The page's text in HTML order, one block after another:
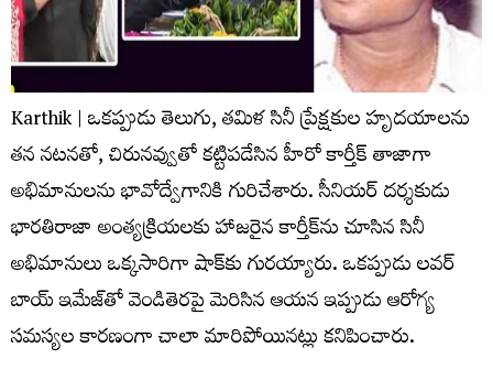
Karthik | ఒకప్పుడు తెలుగు, తమిళ సినీ ప్రేక్షకుల హృదయాలను
తన నటనతో, చిరునవ్వుతో కట్టిపడేసిన హీరో కార్తీక్ తాజాగా
అభిమానులను భావోద్వేగానికి గురిచేశారు. సీనియర్ దర్శకుడు
భారతిరాజా అంత్యక్రియలకు హాజరైన కార్తీక్‌ను చూసిన సినీ
అభిమానులు ఒక్కసారిగా షాక్‌కు గురయ్యారు. ఒకప్పుడు లవర్
బాయ్ ఇమేజ్‌తో వెండితెరపై మెరిసిన ఆయన ఇప్పుడు ఆరోగ్య
సమస్యల కారణంగా చాలా మారిపోయినట్లు కనిపించారు.